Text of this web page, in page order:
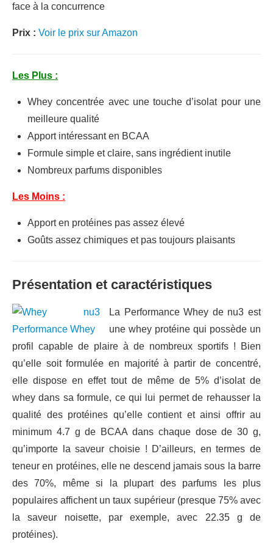
face à la concurrence
Prix : Voir le prix sur Amazon
Les Plus :
Whey concentrée avec une touche d’isolat pour une
meilleure qualité
Apport intéressant en BCAA
Formule simple et claire, sans ingrédient inutile
Nombreux parfums disponibles
Les Moins :
Apport en protéines pas assez élevé
Goûts assez chimiques et pas toujours plaisants
Présentation et caractéristiques
La Performance Whey de nu3 est
une whey protéine qui possède un
profil capable de plaire à de nombreux sportifs ! Bien
qu’elle soit formulée en majorité à partir de concentré,
elle dispose en effet tout de même de 5% d’isolat de
whey dans sa formule, ce qui lui permet de rehausser la
qualité des protéines qu’elle contient et ainsi offrir au
minimum 4.7 g de BCAA dans chaque dose de 30 g,
qu’importe la saveur choisie ! D’ailleurs, en termes de
teneur en protéines, elle ne descend jamais sous la barre
des 70%, même si la plupart des parfums les plus
populaires affichent un taux supérieur (presque 75% avec
la saveur noisette, par exemple, avec 22.35 g de
protéines).